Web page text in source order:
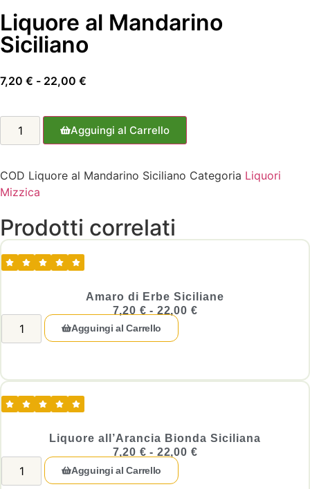
Liquore al Mandarino
Siciliano
7,20 € - 22,00 €
Agguingi al Carrello
COD Liquore al Mandarino Siciliano Categoria Liquori
Mizzica
Prodotti correlati
Amaro di Erbe Siciliane
7,20 € - 22,00 €
Agguingi al Carrello
Liquore all’Arancia Bionda Siciliana
7,20 € - 22,00 €
Agguingi al Carrello